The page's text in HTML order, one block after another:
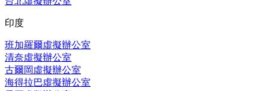
印度
班加羅爾虛擬辦公室
清奈虛擬辦公室
古爾岡虛擬辦公室
海得拉巴虛擬辦公室